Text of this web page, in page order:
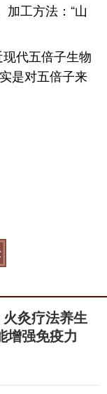
加工方法：“山
代五倍子生物
是对五倍子来
灸疗法养生
增强免疫力